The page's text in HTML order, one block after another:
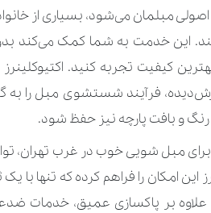
مبلمان می‌شود، بسیاری از
این خدمت به شما کمک می‌کند بدون
کیفیت تجربه کنید.
فرآیند شستشوی مبل را به
رنگ و بافت پارچه نیز حفظ شود.
مبل شویی خوب در غرب تهران،
امکان را فراهم کرده که تنها با
بر پاکسازی عمیق، خدمات